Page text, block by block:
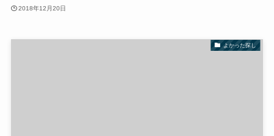
2018年12月20日
よかった探し